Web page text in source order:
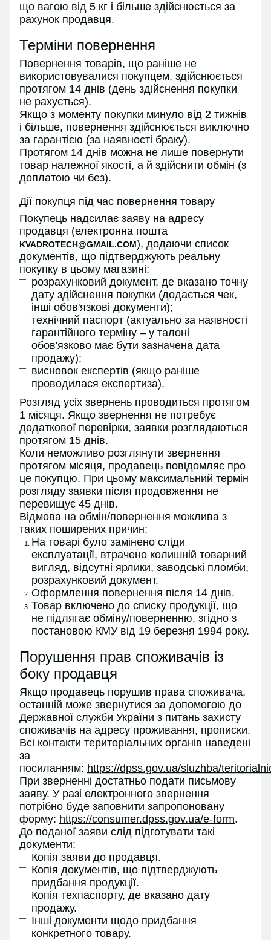
що вагою від 5 кг і більше здійснюється за
рахунок продавця.
Терміни повернення
Повернення товарів, що раніше не
використовувалися покупцем, здійснюється
протягом 14 днів (день здійснення покупки
не рахується).
Якщо з моменту покупки минуло від 2 тижнів
і більше, повернення здійснюється виключно
за гарантією (за наявності браку).
Протягом 14 днів можна не лише повернути
товар належної якості, а й здійснити обмін (з
доплатою чи без).
Дії покупця під час повернення товару
Покупець надсилає заяву на адресу
продавця (електронна пошта
KVADROTECH@GMAIL.COM), додаючи список
документів, що підтверджують реальну
покупку в цьому магазині:
розрахунковий документ, де вказано точну
дату здійснення покупки (додається чек,
інші обов'язкові документи);
технічний паспорт (актуально за наявності
гарантійного терміну – у талоні
обов'язково має бути зазначена дата
продажу);
висновок експертів (якщо раніше
проводилася експертиза).
Розгляд усіх звернень проводиться протягом
1 місяця. Якщо звернення не потребує
додаткової перевірки, заявки розглядаються
протягом 15 днів.
Коли неможливо розглянути звернення
протягом місяця, продавець повідомляє про
це покупцю. При цьому максимальний термін
розгляду заявки після продовження не
перевищує 45 днів.
Відмова на обмін/повернення можлива з
таких поширених причин:
На товарі було замінено сліди
експлуатації, втрачено колишній товарний
вигляд, відсутні ярлики, заводські пломби,
розрахунковий документ.
Оформлення повернення після 14 днів.
Товар включено до списку продукції, що
не підлягає обміну/поверненню, згідно з
постановою КМУ від 19 березня 1994 року.
Порушення прав споживачів із
боку продавця
Якщо продавець порушив права споживача,
останній може звернутися за допомогою до
Державної служби України з питань захисту
споживачів на адресу проживання, прописки.
Всі контакти територіальних органів наведені
за
посиланням: https://dpss.gov.ua/sluzhba/
При зверненні достатньо подати письмову
заяву. У разі електронного звернення
потрібно буде заповнити запропоновану
форму: https://consumer.dpss.gov.ua/e-form.
До поданої заяви слід підготувати такі
документи:
Копія заяви до продавця.
Копія документів, що підтверджують
придбання продукції.
Копія техпаспорту, де вказано дату
продажу.
Інші документи щодо придбання
конкретного товару.